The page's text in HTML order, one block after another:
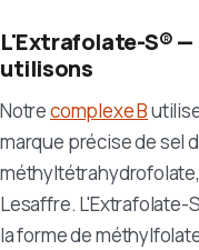
L'Extrafolate-S® —
utilisons
Notrecomplexe B
marque précise de sel
Lesaffre. L'Extrafolate-
la forme de